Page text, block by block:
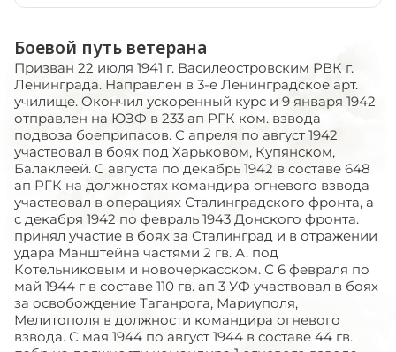
Боевой путь ветерана
Призван 22 июля 1941 г. Василеостровским РВК г.
Ленинграда. Направлен в 3-е Ленинградское арт.
училище. Окончил ускоренный курс и 9 января 1942
отправлен на ЮЗФ в 233 ап РГК ком. взвода
подвоза боеприпасов. С апреля по август 1942
участвовал в боях под Харьковом, Купянском,
Балаклеей. С августа по декабрь 1942 в составе 648
ап РГК на должностях командира огневого взвода
участвовал в операциях Сталинградского фронта, а
с декабря 1942 по февраль 1943 Донского фронта.
принял участие в боях за Сталинград и в отражении
удара Манштейна частями 2 гв. А. под
Котельниковым и новочеркасском. С 6 февраля по
май 1944 г в составе 110 гв. ап 3 УФ участвовал в боях
за освобождение Таганрога, Мариуполя,
Мелитополя в должности командира огневого
взвода. С мая 1944 по август 1944 в составе 44 гв.